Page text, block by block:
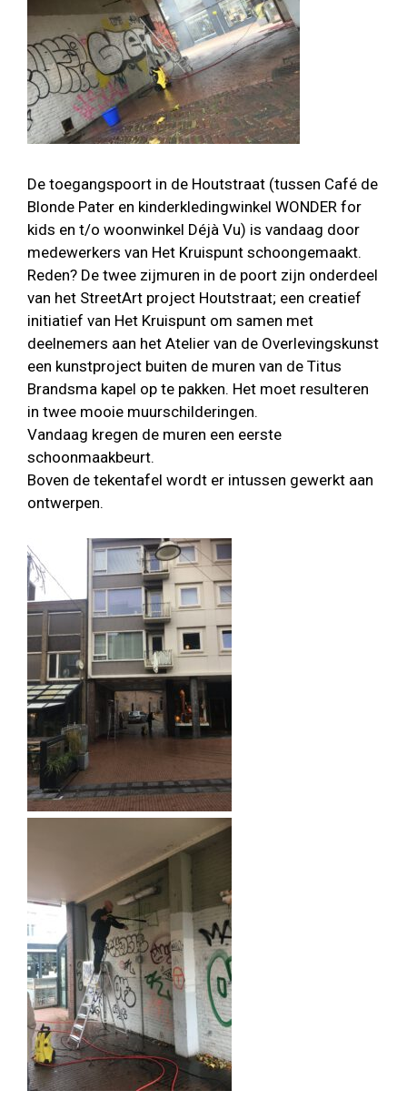
De toegangspoort in de Houtstraat (tussen Café de
Blonde Pater en kinderkledingwinkel WONDER for
kids en t/o woonwinkel Déjà Vu) is vandaag door
medewerkers van Het Kruispunt schoongemaakt.
Reden? De twee zijmuren in de poort zijn onderdeel
van het StreetArt project Houtstraat; een creatief
initiatief van Het Kruispunt om samen met
deelnemers aan het Atelier van de Overlevingskunst
een kunstproject buiten de muren van de Titus
Brandsma kapel op te pakken. Het moet resulteren
in twee mooie muurschilderingen.
Vandaag kregen de muren een eerste
schoonmaakbeurt.
Boven de tekentafel wordt er intussen gewerkt aan
ontwerpen.